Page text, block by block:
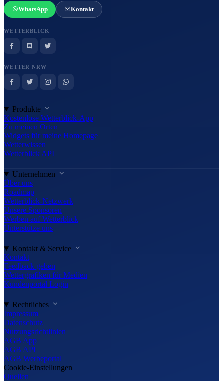
WhatsApp Kontakt
WETTERBLICK
WETTER NRW
Produkte
Kostenlose Wetterblick-App
Zu meinen Orten
Widgets für meine Homepage
Wetterwissen
Wetterblick API
Unternehmen
Über uns
Roadmap
Wetterblick-Netzwerk
Unsere Sponsoren
Werben auf Wetterblick
Unterstütze uns
Kontakt & Service
Kontakt
Feedback geben
Wettergrafiken für Medien
Kundenportal Login
Rechtliches
Impressum
Datenschutz
Nutzungsrichtlinien
AGB App
AGB API
AGB Werbeportal
Cookie-Einstellungen
Quellen